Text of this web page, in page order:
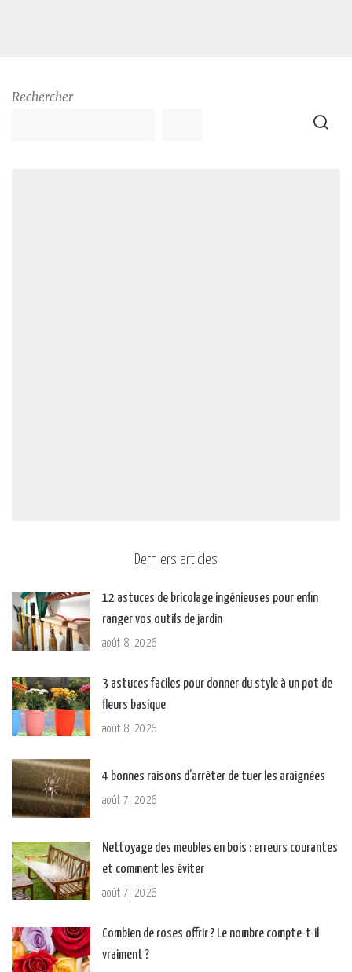
Rechercher
Derniers articles
12 astuces de bricolage ingénieuses pour enfin
ranger vos outils de jardin
août 8, 2026
3 astuces faciles pour donner du style à un pot de
fleurs basique
août 8, 2026
4 bonnes raisons d’arrêter de tuer les araignées
août 7, 2026
Nettoyage des meubles en bois : erreurs courantes
et comment les éviter
août 7, 2026
Combien de roses offrir ? Le nombre compte-t-il
vraiment ?